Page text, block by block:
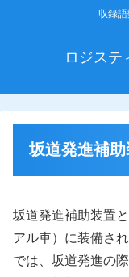
収録
ロジステ
坂道発進補
坂道発進補助装置
アル車）に装備さ
では、坂道発進の